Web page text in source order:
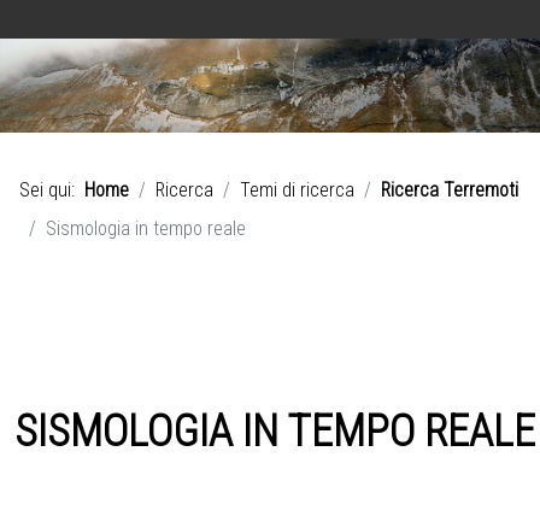
Sei qui: Home Ricerca Temi di ricerca
Ricerca Terremoti
Sismologia in tempo reale
SISMOLOGIA IN TEMPO REALE